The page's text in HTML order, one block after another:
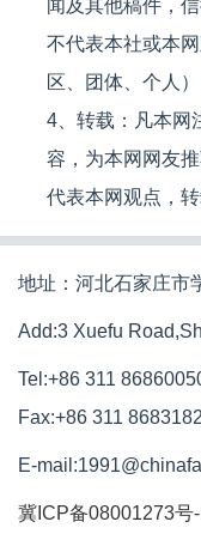
闻及其他稿件，
不代表本社或本
区、团体、个人）
4、转载：凡本网
容，为本网网友
代表本网观点，
地址：河北石家庄市
Add:3 Xuefu
Tel:+86 311
Fax:+86 311
E-
冀ICP备08001273号